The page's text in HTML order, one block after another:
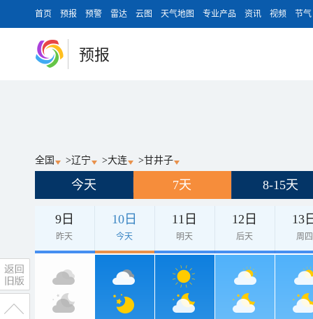
首页 预报 预警 雷达 云图 天气地图 专业产品 资讯 视频 节气
预报
全国 >辽宁 >大连 >甘井子
今天 7天 8-15天
9日
昨天
10日
今天
11日
明天
12日
后天
13
周四